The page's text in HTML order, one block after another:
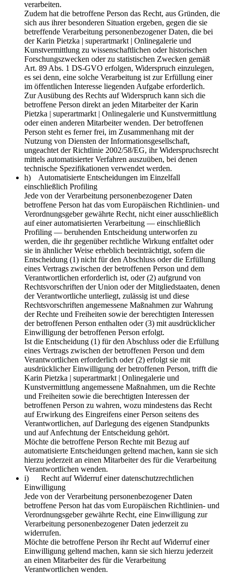
verarbeiten.
Zudem hat die betroffene Person das Recht, aus Gründen, die
sich aus ihrer besonderen Situation ergeben, gegen die sie
betreffende Verarbeitung personenbezogener Daten, die bei
der Karin Pietzka | superartmarkt | Onlinegalerie und
Kunstvermittlung zu wissenschaftlichen oder historischen
Forschungszwecken oder zu statistischen Zwecken gemäß
Art. 89 Abs. 1 DS-GVO erfolgen, Widerspruch einzulegen,
es sei denn, eine solche Verarbeitung ist zur Erfüllung einer
im öffentlichen Interesse liegenden Aufgabe erforderlich.
Zur Ausübung des Rechts auf Widerspruch kann sich die
betroffene Person direkt an jeden Mitarbeiter der Karin
Pietzka | superartmarkt | Onlinegalerie und Kunstvermittlung
oder einen anderen Mitarbeiter wenden. Der betroffenen
Person steht es ferner frei, im Zusammenhang mit der
Nutzung von Diensten der Informationsgesellschaft,
ungeachtet der Richtlinie 2002/58/EG, ihr Widerspruchsrecht
mittels automatisierter Verfahren auszuüben, bei denen
technische Spezifikationen verwendet werden.
h) Automatisierte Entscheidungen im Einzelfall
einschließlich Profiling
Jede von der Verarbeitung personenbezogener Daten
betroffene Person hat das vom Europäischen Richtlinien- und
Verordnungsgeber gewährte Recht, nicht einer ausschließlich
auf einer automatisierten Verarbeitung — einschließlich
Profiling — beruhenden Entscheidung unterworfen zu
werden, die ihr gegenüber rechtliche Wirkung entfaltet oder
sie in ähnlicher Weise erheblich beeinträchtigt, sofern die
Entscheidung (1) nicht für den Abschluss oder die Erfüllung
eines Vertrags zwischen der betroffenen Person und dem
Verantwortlichen erforderlich ist, oder (2) aufgrund von
Rechtsvorschriften der Union oder der Mitgliedstaaten, denen
der Verantwortliche unterliegt, zulässig ist und diese
Rechtsvorschriften angemessene Maßnahmen zur Wahrung
der Rechte und Freiheiten sowie der berechtigten Interessen
der betroffenen Person enthalten oder (3) mit ausdrücklicher
Einwilligung der betroffenen Person erfolgt.
Ist die Entscheidung (1) für den Abschluss oder die Erfüllung
eines Vertrags zwischen der betroffenen Person und dem
Verantwortlichen erforderlich oder (2) erfolgt sie mit
ausdrücklicher Einwilligung der betroffenen Person, trifft die
Karin Pietzka | superartmarkt | Onlinegalerie und
Kunstvermittlung angemessene Maßnahmen, um die Rechte
und Freiheiten sowie die berechtigten Interessen der
betroffenen Person zu wahren, wozu mindestens das Recht
auf Erwirkung des Eingreifens einer Person seitens des
Verantwortlichen, auf Darlegung des eigenen Standpunkts
und auf Anfechtung der Entscheidung gehört.
Möchte die betroffene Person Rechte mit Bezug auf
automatisierte Entscheidungen geltend machen, kann sie sich
hierzu jederzeit an einen Mitarbeiter des für die Verarbeitung
Verantwortlichen wenden.
i) Recht auf Widerruf einer datenschutzrechtlichen
Einwilligung
Jede von der Verarbeitung personenbezogener Daten
betroffene Person hat das vom Europäischen Richtlinien- und
Verordnungsgeber gewährte Recht, eine Einwilligung zur
Verarbeitung personenbezogener Daten jederzeit zu
widerrufen.
Möchte die betroffene Person ihr Recht auf Widerruf einer
Einwilligung geltend machen, kann sie sich hierzu jederzeit
an einen Mitarbeiter des für die Verarbeitung
Verantwortlichen wenden.